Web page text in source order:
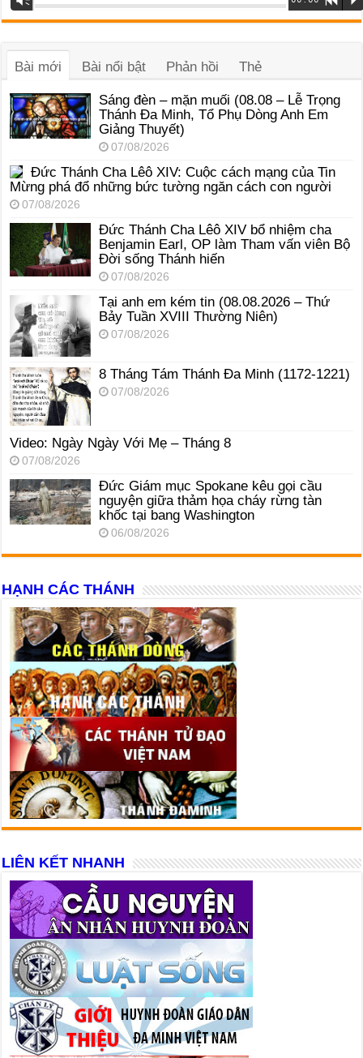
phát
âm
Bài mới Bài nổi bật Phản hồi Thẻ
Sáng đèn – mặn muối (08.08 – Lễ Trọng
Thánh Đa Minh, Tổ Phụ Dòng Anh Em
Giảng Thuyết)
07/08/2026
Đức Thánh Cha Lêô XIV: Cuộc cách mạng của Tin
Mừng phá đổ những bức tường ngăn cách con người
07/08/2026
Đức Thánh Cha Lêô XIV bổ nhiệm cha
Benjamin Earl, OP làm Tham vấn viên Bộ
Đời sống Thánh hiến
07/08/2026
Tại anh em kém tin (08.08.2026 – Thứ
Bảy Tuần XVIII Thường Niên)
07/08/2026
8 Tháng Tám Thánh Ða Minh (1172-1221)
07/08/2026
Video: Ngày Ngày Với Mẹ – Tháng 8
07/08/2026
Đức Giám mục Spokane kêu gọi cầu
nguyện giữa thảm họa cháy rừng tàn
khốc tại bang Washington
06/08/2026
HẠNH CÁC THÁNH
LIÊN KẾT NHANH